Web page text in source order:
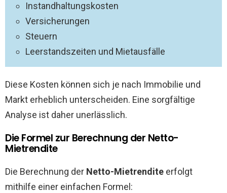
Instandhaltungskosten
Versicherungen
Steuern
Leerstandszeiten und Mietausfälle
Diese Kosten können sich je nach Immobilie und
Markt erheblich unterscheiden. Eine sorgfältige
Analyse ist daher unerlässlich.
Die Formel zur Berechnung der Netto-
Mietrendite
Die Berechnung der Netto-Mietrendite erfolgt
mithilfe einer einfachen Formel: